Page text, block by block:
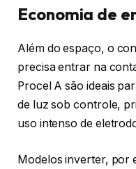
Economia de
Além do espaço, o
precisa entrar na
Procel A são ideais
de luz sob controle,
uso intenso de
Modelos inverter, por